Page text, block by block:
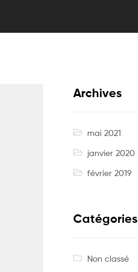
Archives
mai 2021
janvier 2020
février 2019
Catégories
Non classé